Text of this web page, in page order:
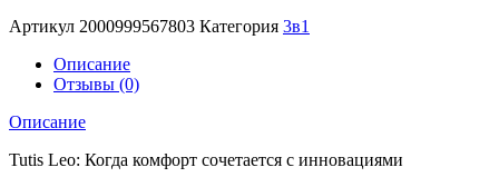
Артикул 2000999567803 Категория 3в1
Описание
Отзывы (0)
Описание
Tutis Leo: Когда комфорт сочетается с инновациями